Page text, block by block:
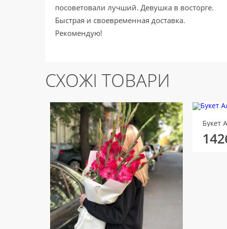
посоветовали лучший. Девушка в восторге.
Быстрая и своевременная доставка.
Рекомендую!
СХОЖІ ТОВАРИ
Букет